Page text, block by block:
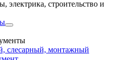
электрика, строительство и
слесарный, монтажный